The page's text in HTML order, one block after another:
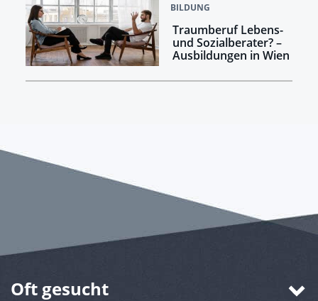
BILDUNG
Traumberuf Lebens-
und Sozialberater? –
Ausbildungen in Wien
Oft gesucht